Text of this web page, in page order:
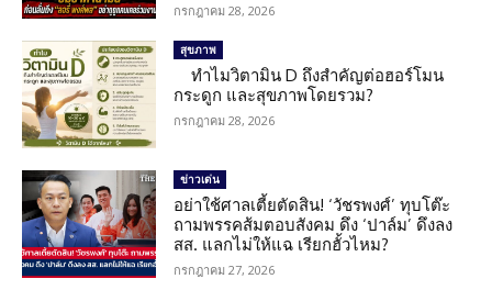
กรกฎาคม 28, 2026
สุขภาพ
ทำไมวิตามิน D ถึงสำคัญต่อฮอร์โมน
กระดูก และสุขภาพโดยรวม?
กรกฎาคม 28, 2026
ข่าวเด่น
อย่าใช้ศาลเตี้ยตัดสิน! ‘วัชรพงศ์’ ทุบโต๊ะ
ถามพรรคส้มตอบสังคม ดึง ‘ปาล์ม’ ดึงลง
สส. แลกไม่ให้แฉ เรียกฮั้วไหม?
กรกฎาคม 27, 2026